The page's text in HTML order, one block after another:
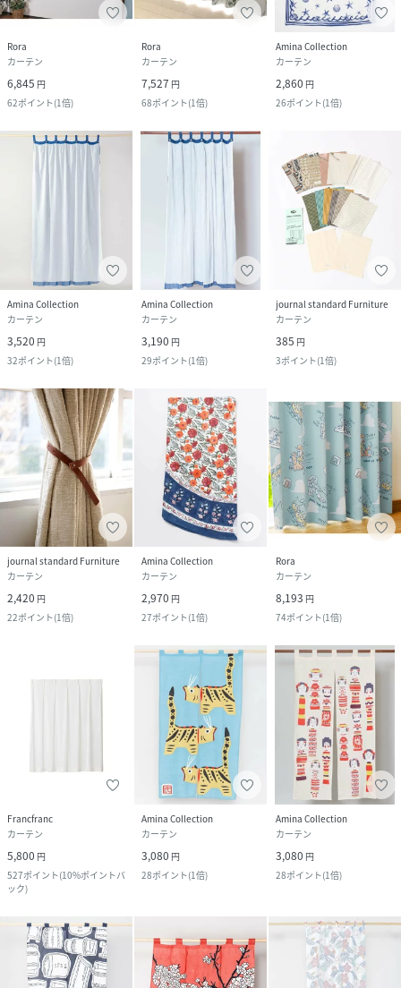
Rora
カーテン
6,845 円
62ポイント(1倍)
Rora
カーテン
7,527 円
68ポイント(1倍)
Amina Collection
カーテン
2,860 円
26ポイント(1倍)
Amina Collection
カーテン
3,520 円
32ポイント(1倍)
Amina Collection
カーテン
3,190 円
29ポイント(1倍)
journal standard Furniture
カーテン
385 円
3ポイント(1倍)
journal standard Furniture
カーテン
2,420 円
22ポイント(1倍)
Amina Collection
カーテン
2,970 円
27ポイント(1倍)
Rora
カーテン
8,193 円
74ポイント(1倍)
Francfranc
カーテン
5,800 円
527ポイント(10%ポイントバ
ック)
Amina Collection
カーテン
3,080 円
28ポイント(1倍)
Amina Collection
カーテン
3,080 円
28ポイント(1倍)